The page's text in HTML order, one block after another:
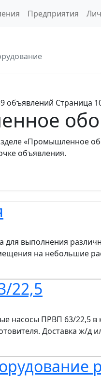
Предприятия
объявлений Страница
«Промышленное
объявления.
для выполнения
на небольшие
22,5
насосы ПРВП 63/22,5
Доставка ж/д